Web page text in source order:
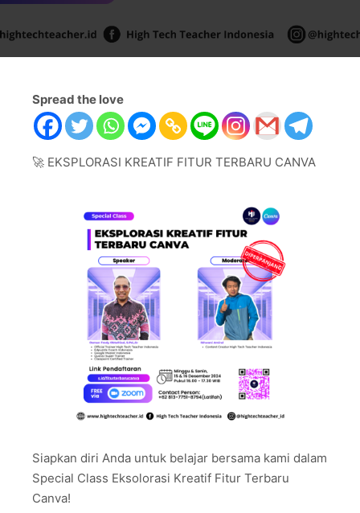
Spread the love
🚀 EKSPLORASI KREATIF FITUR TERBARU CANVA
Siapkan diri Anda untuk belajar bersama kami dalam
Special Class Eksolorasi Kreatif Fitur Terbaru
Canva!